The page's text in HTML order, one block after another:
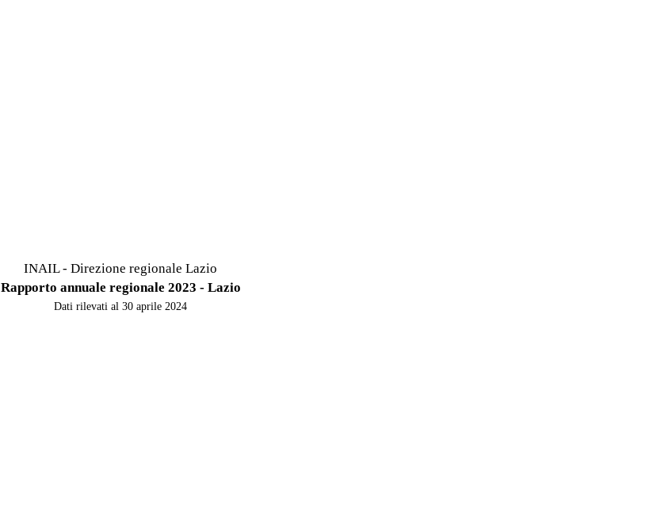
INAIL - Direzione regionale Lazio
Rapporto annuale regionale 2023 - Lazio
Dati rilevati al 30 aprile 2024